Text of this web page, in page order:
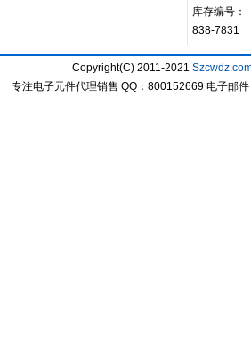
库存编号：
838-7831
Copyright(C) 2011-2021
专注电子元件代理销售 QQ：800152669 电子邮